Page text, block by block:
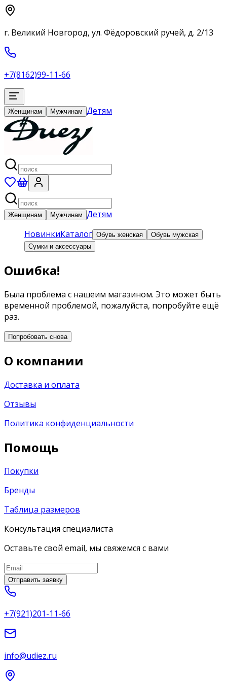
г. Великий Новгород, ул. Фёдоровский ручей, д. 2/13
+7(8162)99-11-66
Женщинам Мужчинам Детям
Женщинам Мужчинам Детям
НовинкиКаталог Обувь женская
Обувь мужская
Сумки и аксессуары
Ошибка!
Была проблема с нашеим магазином. Это может быть
временной проблемой, пожалуйста, попробуйте ещё
раз.
Попробовать снова
О компании
Доставка и оплата
Отзывы
Политика конфиденциальности
Помощь
Покупки
Бренды
Таблица размеров
Консультация специалиста
Оставьте свой email, мы свяжемся с вами
Отправить заявку
+7(921)201-11-66
info@udiez.ru